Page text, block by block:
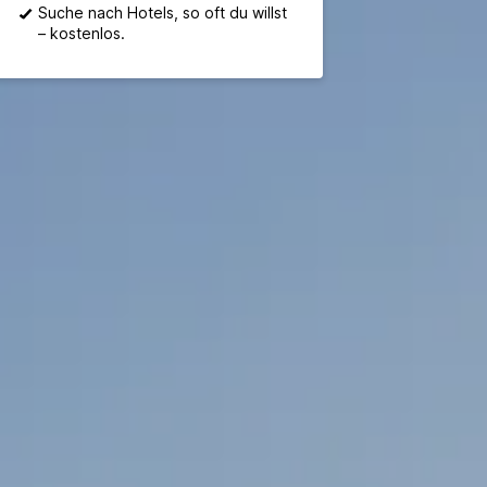
Suche nach Hotels, so oft du willst
– kostenlos.